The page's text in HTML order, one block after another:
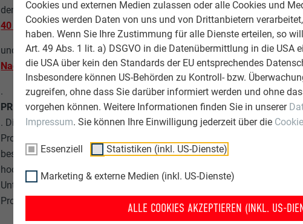
Cookies und externen Medien zulassen oder alle Cookies und
Cookies werden Daten von uns und von Drittanbietern
haben. Wenn Sie Ihre Zustimmung für alle Dienste erteilen, so
Art. 49 Abs. 1 lit. a) DSGVO in die Datenübermittlung in die USA
die USA über kein den Standards der EU entsprechendes
Insbesondere können US-Behörden zu Kontroll- bzw.
zugreifen, ohne dass Sie darüber informiert werden und ohne
vorgehen können. Weitere Informationen finden Sie in unserer
Impressum. Sie können Ihre Einwilligung jederzeit über die
Essenziell Statistiken (inkl. US-Dienste)
Marketing & externe Medien (inkl. US-Dienste)
ALLE COOKIES AKZEPTIEREN (INKL. US-
den Bauherren auch die höchstmögliche Sicherheit. PREFA gewährt
40 Jahre Garantie auf Material und Farbe
und unterstreicht somit die
Nachhaltigkeit seiner Produktwelt
.
PREFA im Überblick
. Die PREFA Aluminiumprodukte GmbH ist europaweit seit über 65
Produktion und Vermarktung von Dach- und Fassadensystemen aus
beschäftigt die PREFA Gruppe 360 Mitarbeiter, davon 180 in
hochwertigen Produkte erfolgt ausschließlich in Österreich und
Unternehmensgruppe des Industriellen Dr. Cornelius Grupp, die
Produktionsstandorten beschäftigt.